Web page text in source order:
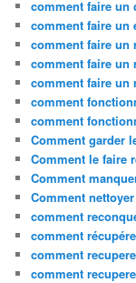
comment faire un
comment faire un
comment faire un
comment faire un
comment faire un
comment
comment
Comment garder
Comment le faire
Comment
Comment
comment
comment
comment
comment